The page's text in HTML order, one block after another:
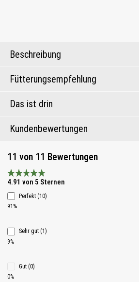
Beschreibung
Fütterungsempfehlung
Das ist drin
Kundenbewertungen
11 von 11 Bewertungen
Durchschnittliche Bewertung 4.9 von 5 Sternen
4.91 von 5 Sternen
Perfekt (10)
91%
Sehr gut (1)
9%
Gut (0)
0%